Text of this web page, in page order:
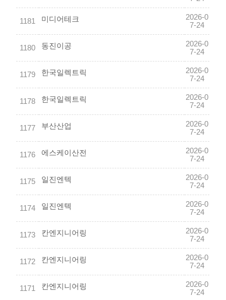
1181 미디어테크
2026-0
7-24
1180 동진이공
2026-0
7-24
1179 한국일렉트릭
2026-0
7-24
1178 한국일렉트릭
2026-0
7-24
1177 부산산업
2026-0
7-24
1176 에스케이산전
2026-0
7-24
1175 일진엔텍
2026-0
7-24
1174 일진엔텍
2026-0
7-24
1173 칸엔지니어링
2026-0
7-24
1172 칸엔지니어링
2026-0
7-24
1171 칸엔지니어링
2026-0
7-24